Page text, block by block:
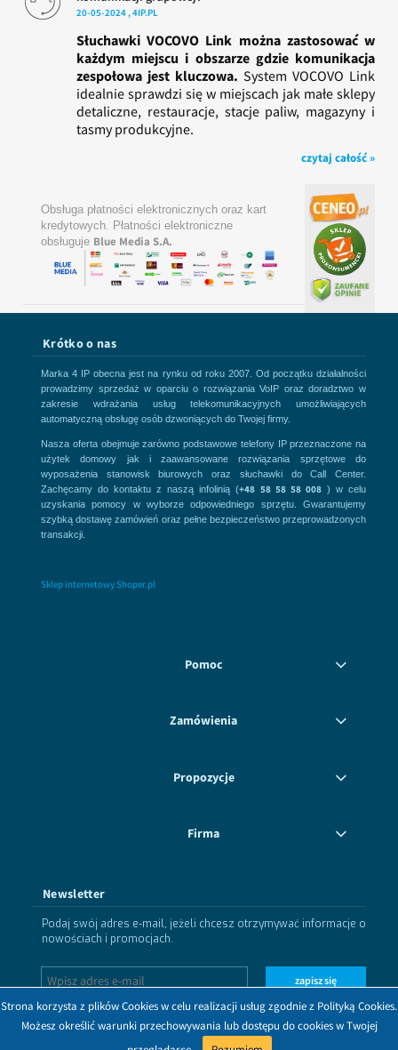
20-05-2024 , 4IP.PL
Słuchawki VOCOVO Link można zastosować w
każdym miejscu i obszarze gdzie komunikacja
zespołowa jest kluczowa. System VOCOVO Link
idealnie sprawdzi się w miejscach jak małe sklepy
detaliczne, restauracje, stacje paliw, magazyny i
tasmy produkcyjne.
czytaj całość »
Obsługa płatności elektronicznych oraz kart
kredytowych. Płatności elektroniczne
obsługuje Blue Media S.A.
Krótko o nas
Marka 4 IP obecna jest na rynku od roku 2007. Od początku działalności
prowadzimy sprzedaż w oparciu o rozwiązania VoIP oraz doradztwo w
zakresie wdrażania usług telekomunikacyjnych umożliwiających
automatyczną obsługę osób dzwoniących do Twojej firmy.
Nasza oferta obejmuje zarówno podstawowe telefony IP przeznaczone na
użytek domowy jak i zaawansowane rozwiązania sprzętowe do
wyposażenia stanowisk biurowych oraz słuchawki do Call Center.
Zachęcamy do kontaktu z naszą infolinią (+48 58 58 58 008) w celu
uzyskania pomocy w wyborze odpowiedniego sprzętu. Gwarantujemy
szybką dostawę zamówień oraz pełne bezpieczeństwo przeprowadzonych
transakcji.
Sklep internetowy Shoper.pl
Pomoc
Zamówienia
Propozycje
Firma
Newsletter
Podaj swój adres e-mail, jeżeli chcesz otrzymywać informacje o
nowościach i promocjach.
zapisz się
Strona korzysta z plików Cookies w celu realizacji usług zgodnie z Polityką Cookies.
Możesz określić warunki przechowywania lub dostępu do cookies w Twojej